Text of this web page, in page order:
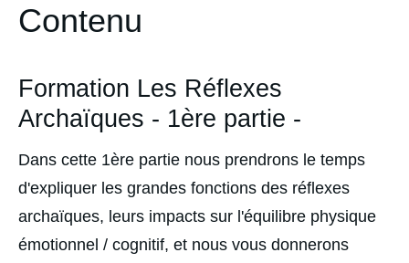
Contenu
Formation Les Réflexes
Archaïques - 1ère partie -
Dans cette 1ère partie nous prendrons le temps
d'expliquer les grandes fonctions des réflexes
archaïques, leurs impacts sur l'équilibre physique
émotionnel / cognitif, et nous vous donnerons